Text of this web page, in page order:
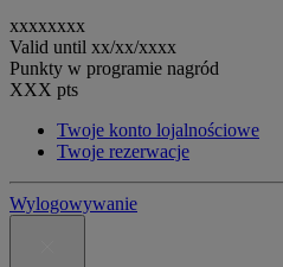
xxxxxxxx
Valid until xx/xx/xxxx
Punkty w programie nagród
XXX pts
Twoje konto lojalnościowe
Twoje rezerwacje
Wylogowywanie